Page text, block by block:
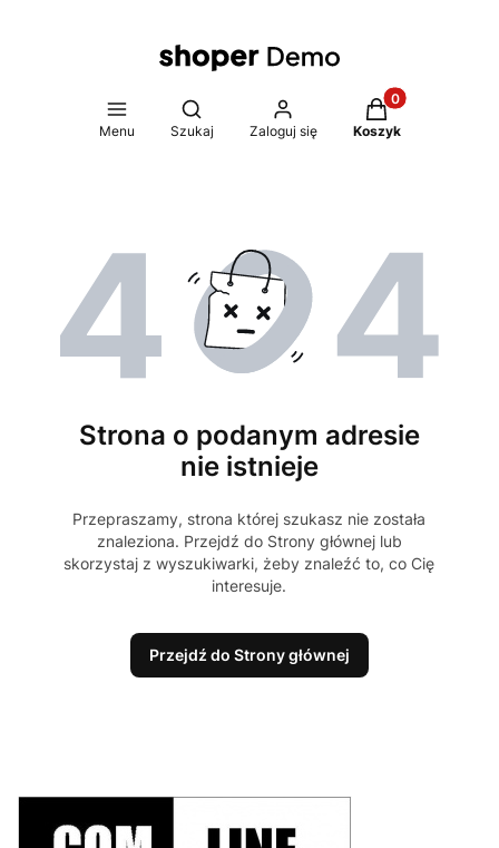
Menu
Otwórz wyszukiwarkę
Szukaj Zaloguj się
Produkty w
Koszyk
Strona o podanym adresie
nie istnieje
Przepraszamy, strona której szukasz nie została
znaleziona. Przejdź do Strony głównej lub
skorzystaj z wyszukiwarki, żeby znaleźć to, co Cię
interesuje.
Przejdź do Strony głównej